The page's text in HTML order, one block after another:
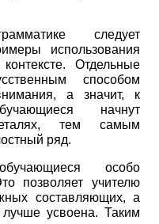
следует
использования
Отдельные
способом
а значит, к
начнут
тем самым
ряд.
особо
позволяет учителю
составляющих, а
усвоена. Таким